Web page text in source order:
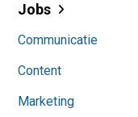
Jobs
Communicatie
Content
Marketing